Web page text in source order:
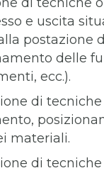
di tecniche
e uscita
postazione
delle
ecc.).
di tecniche
materiali.
di tecniche